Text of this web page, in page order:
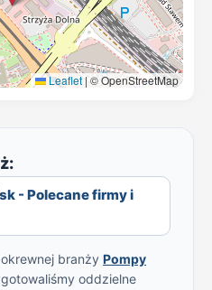
Leaflet|© OpenStreetMap
- Polecane firmy i
branży Pompy
oddzielne